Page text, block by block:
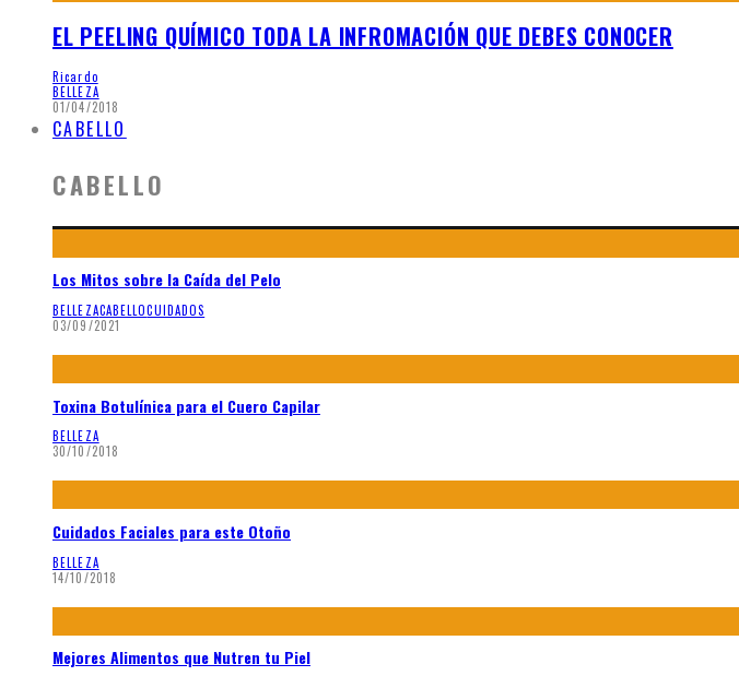
EL PEELING QUÍMICO TODA LA INFROMACIÓN QUE DEBES CONOCER
Ricardo
BELLEZA
01/04/2018
CABELLO
CABELLO
Los Mitos sobre la Caída del Pelo
BELLEZACABELLOCUIDADOS
03/09/2021
Toxina Botulínica para el Cuero Capilar
BELLEZA
30/10/2018
Cuidados Faciales para este Otoño
BELLEZA
14/10/2018
Mejores Alimentos que Nutren tu Piel